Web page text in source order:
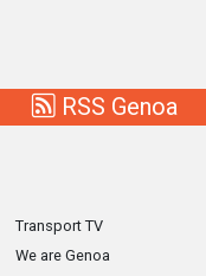
RSS Genoa
Transport TV
We are Genoa